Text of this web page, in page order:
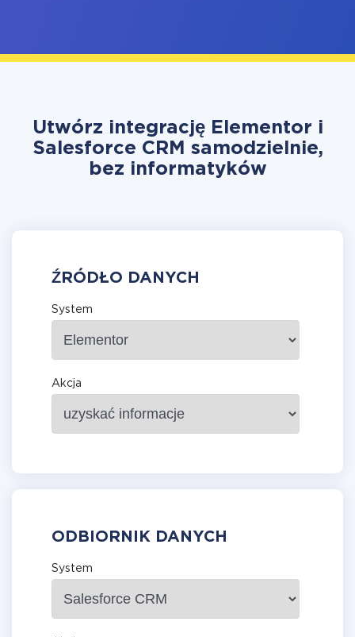
Utwórz integrację Elementor i
Salesforce CRM samodzielnie,
bez informatyków
ŹRÓDŁO DANYCH
System
Akcja
ODBIORNIK DANYCH
System